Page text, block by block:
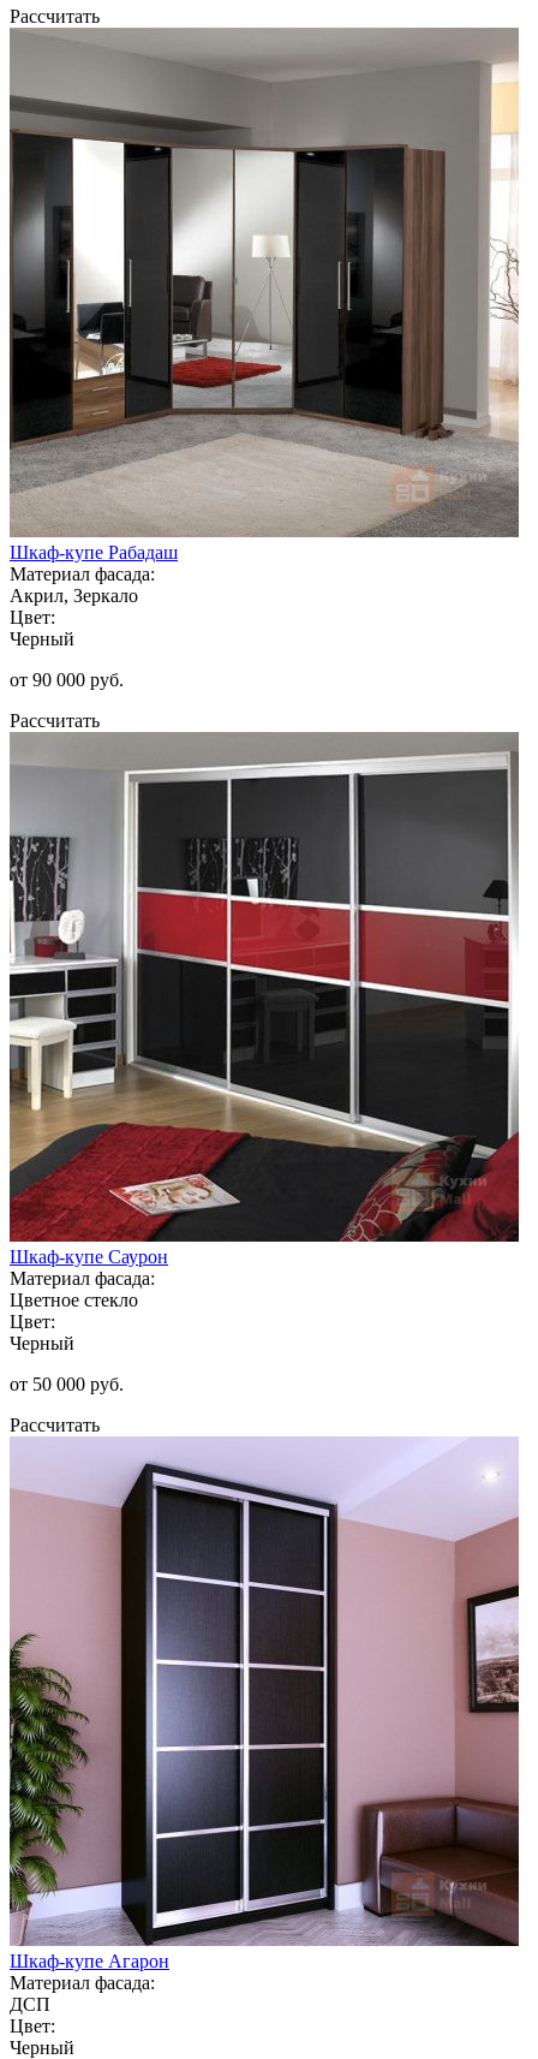
Рассчитать
Шкаф-купе Рабадаш
Материал фасада:
Акрил, Зеркало
Цвет:
Черный
от 90 000 руб.
Рассчитать
Шкаф-купе Саурон
Материал фасада:
Цветное стекло
Цвет:
Черный
от 50 000 руб.
Рассчитать
Шкаф-купе Агарон
Материал фасада:
ДСП
Цвет:
Черный